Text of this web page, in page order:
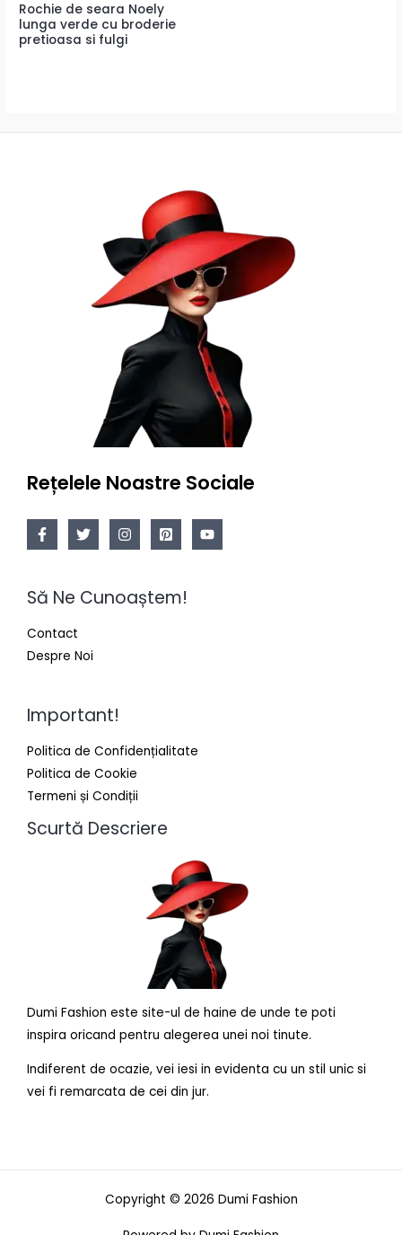
Rochie de seara Noely
lunga verde cu broderie
pretioasa si fulgi
Rețelele Noastre Sociale
Să Ne Cunoaștem!
Contact
Despre Noi
Important!
Politica de Confidențialitate
Politica de Cookie
Termeni și Condiții
Scurtă Descriere
Dumi Fashion este site-ul de haine de unde te poti
inspira oricand pentru alegerea unei noi tinute.
Indiferent de ocazie, vei iesi in evidenta cu un stil unic si
vei fi remarcata de cei din jur.
Copyright © 2026 Dumi Fashion